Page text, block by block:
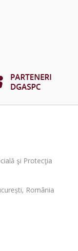
şi Protecţia
România